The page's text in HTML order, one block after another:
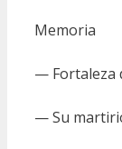
Memoria
— Fortaleza
— Su